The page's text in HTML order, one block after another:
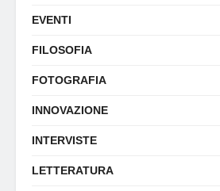
EVENTI
FILOSOFIA
FOTOGRAFIA
INNOVAZIONE
INTERVISTE
LETTERATURA